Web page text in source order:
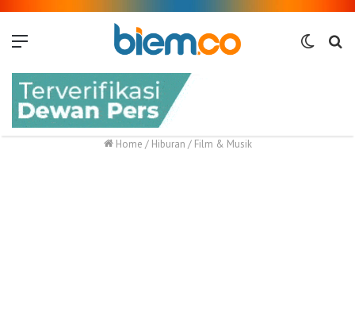
Switch
Home / Hiburan / Film & Musik